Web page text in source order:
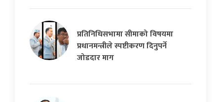
प्रतिनिधिसभामा सीमाको विषयमा
प्रधानमन्त्रीले स्पष्टीकरण दिनुपर्ने
जोडदार माग